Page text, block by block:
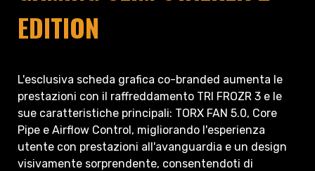
EDITION
L'esclusiva scheda grafica co-branded aumenta le
prestazioni con il raffreddamento TRI FROZR 3 e le
sue caratteristiche principali: TORX FAN 5.0, Core
Pipe e Airflow Control, migliorando l'esperienza
utente con prestazioni all'avanguardia e un design
visivamente sorprendente, consentendoti di